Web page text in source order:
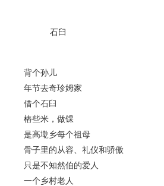
石臼
背个孙儿
年节去奇珍姆家
借个石臼
樁些米，做馃
是高墘乡每个祖母
骨子里的从容、礼仪和骄傲
只是不知然伯的爱人
一个乡村老人